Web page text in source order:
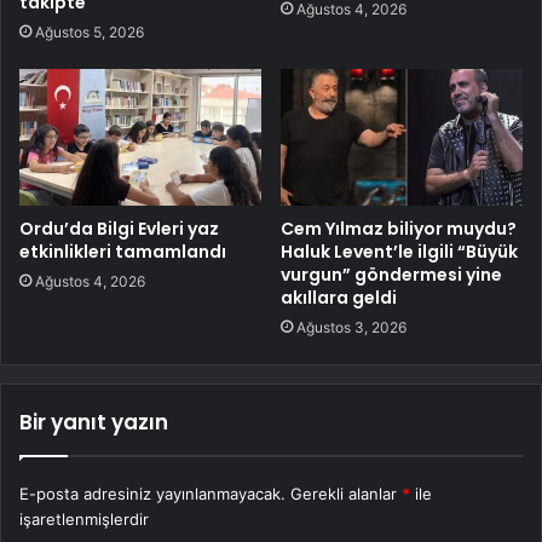
Ağustos 5, 2026
Ağustos 4, 2026
Ordu’da Bilgi Evleri yaz
etkinlikleri tamamlandı
Ağustos 4, 2026
Cem Yılmaz biliyor muydu?
Haluk Levent’le ilgili “Büyük
vurgun” göndermesi yine
akıllara geldi
Ağustos 3, 2026
Bir yanıt yazın
E-posta adresiniz yayınlanmayacak. Gerekli alanlar * ile
işaretlenmişlerdir